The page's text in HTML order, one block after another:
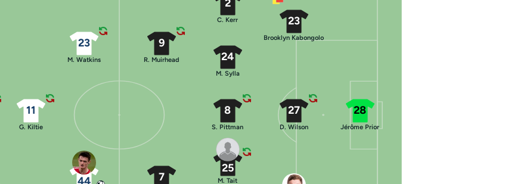
11
G. Kiltie
23
M. Watkins
44
28
Jérôme Prior
27
D. Wilson
23
Brooklyn Kabongolo
25
M. Tait
8
S. Pittman
24
M. Sylla
2
C. Kerr
7
9
R. Muirhead